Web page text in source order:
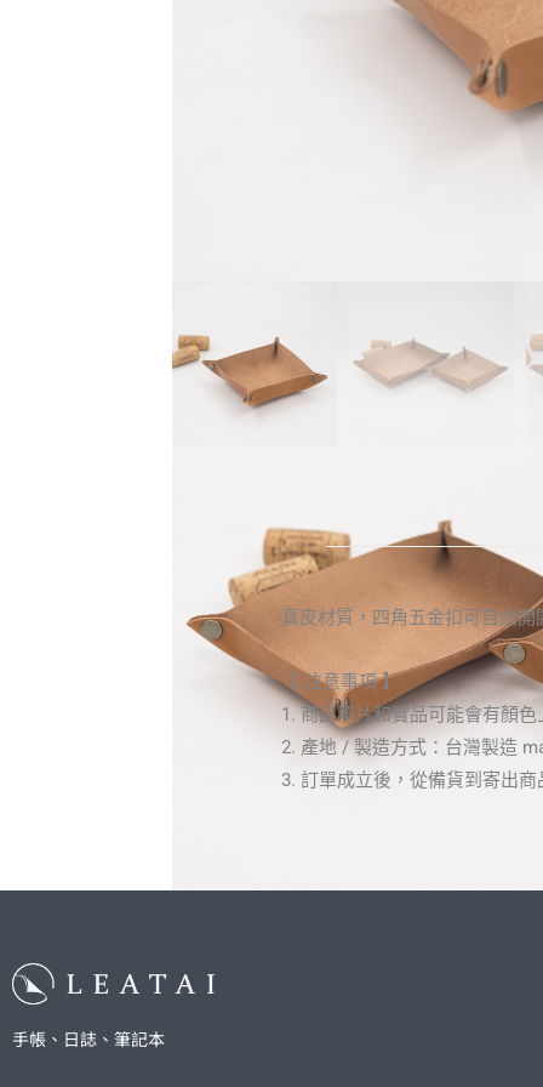
真皮材質，四角五金扣可自由
【 注意事項 】
1. 商品照片和實品可能會有顏
2. 產地 / 製造方式：台灣製造
3. 訂單成立後，從備貨到寄出
手帳、日誌、筆記本